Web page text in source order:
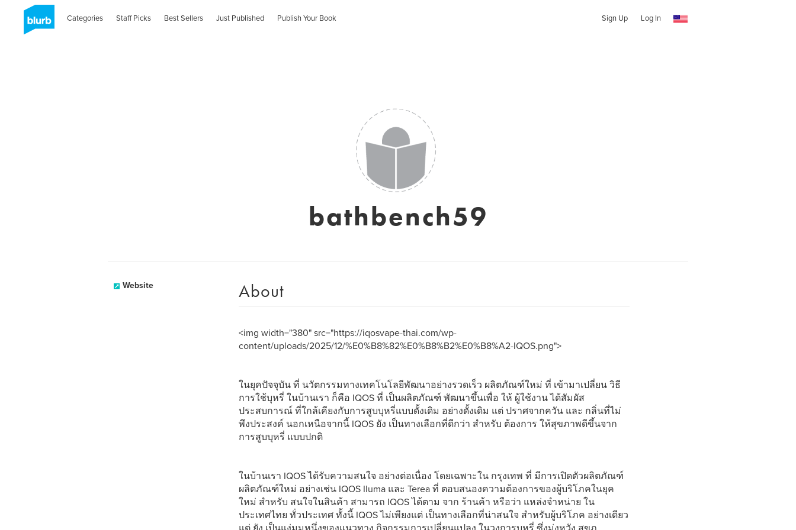
Categories Staff Picks Best Sellers Just Published Publish Your Book Sign Up Log In
bathbench59
Website About
<img width="380" src="https://iqosvape-thai.com/wp-
content/uploads/2025/12/%E0%B8%82%E0%B8%B2%E0%B8%A2-IQOS.png">
ในยุคปัจจุบัน ที่ นวัตกรรมทางเทคโนโลยีพัฒนาอย่างรวดเร็ว ผลิตภัณฑ์ใหม่ ที่ เข้ามาเปลี่ยน วิธี
การใช้บุหรี่ ในบ้านเรา ก็คือ IQOS ที่ เป็นผลิตภัณฑ์ พัฒนาขึ้นเพื่อ ให้ ผู้ใช้งาน ได้สัมผัส
ประสบการณ์ ที่ใกล้เคียงกับการสูบบุหรี่แบบดั้งเดิม อย่างดั้งเดิม แต่ ปราศจากควัน และ กลิ่นที่ไม่
พึงประสงค์ นอกเหนือจากนี้ IQOS ยัง เป็นทางเลือกที่ดีกว่า สำหรับ ต้องการ ให้สุขภาพดีขึ้นจาก
การสูบบุหรี่ แบบปกติ
ในบ้านเรา IQOS ได้รับความสนใจ อย่างต่อเนื่อง โดยเฉพาะใน กรุงเทพ ที่ มีการเปิดตัวผลิตภัณฑ์
ผลิตภัณฑ์ใหม่ อย่างเช่น IQOS Iluma และ Terea ที่ ตอบสนองความต้องการของผู้บริโภคในยุค
ใหม่ สำหรับ สนใจในสินค้า สามารถ IQOS ได้ตาม จาก ร้านค้า หรือว่า แหล่งจำหน่าย ใน
ประเทศไทย ทั่วประเทศ ทั้งนี้ IQOS ไม่เพียงแต่ เป็นทางเลือกที่น่าสนใจ สำหรับผู้บริโภค อย่างเดียว